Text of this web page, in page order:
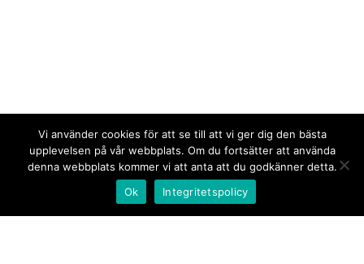
Vi använder cookies för att se till att vi ger dig den bästa
upplevelsen på vår webbplats. Om du fortsätter att använda
denna webbplats kommer vi att anta att du godkänner detta.
Ok
Integritetspolicy